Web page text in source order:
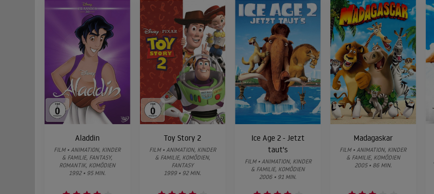
Aladdin
FILM • ANIMATION, KINDER
& FAMILIE, FANTASY,
ROMANTIK, KOMÖDIEN
1992 • 95 MIN.
Toy Story 2
FILM • ANIMATION, KINDER
& FAMILIE, KOMÖDIEN,
FANTASY
1999 • 92 MIN.
Ice Age 2 - Jetzt
taut's
FILM • ANIMATION, KINDER
& FAMILIE, KOMÖDIEN
2006 • 91 MIN.
Madagaskar
FILM • ANIMATION, KINDER
& FAMILIE, KOMÖDIEN
2005 • 86 MIN.